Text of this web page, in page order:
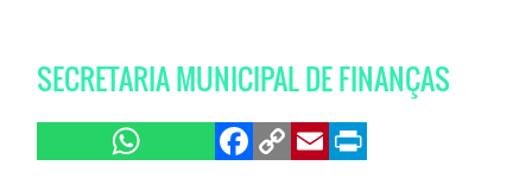
SECRETARIA MUNICIPAL DE FINANÇAS